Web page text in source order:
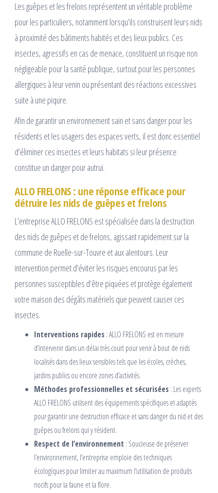
Les guêpes et les frelons représentent un véritable problème
pour les particuliers, notamment lorsqu’ils construisent leurs nids
à proximité des bâtiments habités et des lieux publics. Ces
insectes, agressifs en cas de menace, constituent un risque non
négligeable pour la santé publique, surtout pour les personnes
allergiques à leur venin ou présentant des réactions excessives
suite à une piqure.
Afin de garantir un environnement sain et sans danger pour les
résidents et les usagers des espaces verts, il est donc essentiel
d’éliminer ces insectes et leurs habitats si leur présence
constitue un danger pour autrui.
ALLO FRELONS : une réponse efficace pour
détruire les nids de guêpes et frelons
L’entreprise ALLO FRELONS est spécialisée dans la destruction
des nids de guêpes et de frelons, agissant rapidement sur la
commune de Ruelle-sur-Touvre et aux alentours. Leur
intervention permet d’éviter les risques encourus par les
personnes susceptibles d’être piquées et protège également
votre maison des dégâts matériels que peuvent causer ces
insectes.
Interventions rapides : ALLO FRELONS est en mesure
d’intervenir dans un délai très court pour venir à bout de nids
localisés dans des lieux sensibles tels que les écoles, crèches,
jardins publics ou encore zones d’activités.
Méthodes professionnelles et sécurisées : Les experts
ALLO FRELONS utilisent des équipements spécifiques et adaptés
pour garantir une destruction efficace et sans danger du nid et des
guêpes ou frelons qui y résident.
Respect de l’environnement : Soucieuse de préserver
l’environnement, l’entreprise emploie des techniques
écologiques pour limiter au maximum l’utilisation de produits
nocifs pour la faune et la flore.